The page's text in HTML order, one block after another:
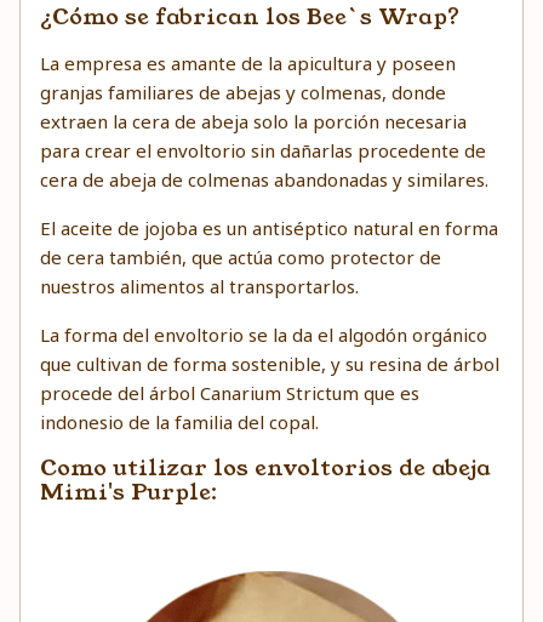
¿Cómo se fabrican los Bee`s Wrap?
La empresa es amante de la apicultura y poseen
granjas familiares de abejas y colmenas, donde
extraen la cera de abeja solo la porción necesaria
para crear el envoltorio sin dañarlas procedente de
cera de abeja de colmenas abandonadas y similares.
El aceite de jojoba es un antiséptico natural en forma
de cera también, que actúa como protector de
nuestros alimentos al transportarlos.
La forma del envoltorio se la da el algodón orgánico
que cultivan de forma sostenible, y su resina de árbol
procede del árbol Canarium Strictum que es
indonesio de la familia del copal.
Como utilizar los envoltorios de abeja
Mimi's Purple: